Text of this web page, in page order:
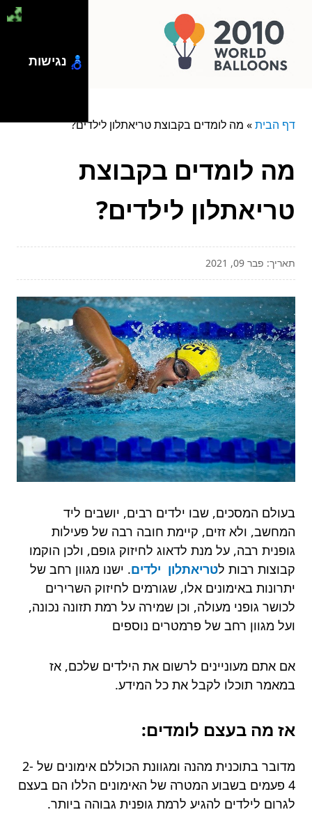
דף הבית» מה לומדים בקבוצת טריאתלון לילדים?
מה לומדים בקבוצת
טריאתלון לילדים?
תאריך: פבר 09, 2021
בעולם המסכים, שבו ילדים רבים, יושבים ליד
המחשב, ולא זזים, קיימת חובה רבה של פעילות
גופנית רבה, על מנת לדאוג לחיזוק גופם, ולכן הוקמו
קבוצות רבות לטריאתלון ילדים. ישנו מגוון רחב של
יתרונות באימונים אלו, שגורמים לחיזוק השרירים
לכושר גופני מעולה, וכן שמירה על רמת תזונה נכונה,
ועל מגוון רחב של פרמטרים נוספים
אם אתם מעוניינים לרשום את הילדים שלכם, אז
במאמר תוכלו לקבל את כל המידע.
אז מה בעצם לומדים:
מדובר בתוכנית מהנה ומגוונת הכוללם אימונים של 2-
4 פעמים בשבוע המטרה של האימונים הללו הם בעצם
לגרום לילדים להגיע לרמת גופנית גבוהה ביותר.
נגישות